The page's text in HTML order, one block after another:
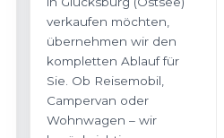
Wohnwagen – wir
berücksichtigen
Ausstattung, Zustand
und Marktwert sorgfältig.
Auch in Schleswig-
Holstein profitieren Sie
von einer fairen